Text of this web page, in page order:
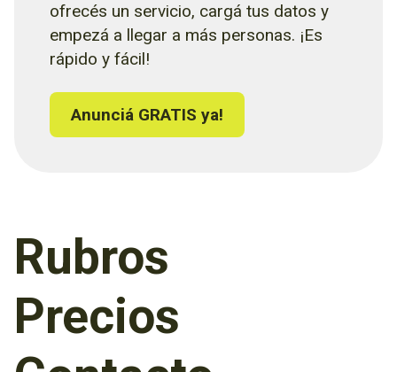
ofrecés un servicio, cargá tus datos y
empezá a llegar a más personas. ¡Es
rápido y fácil!
Anunciá GRATIS ya!
Rubros
Precios